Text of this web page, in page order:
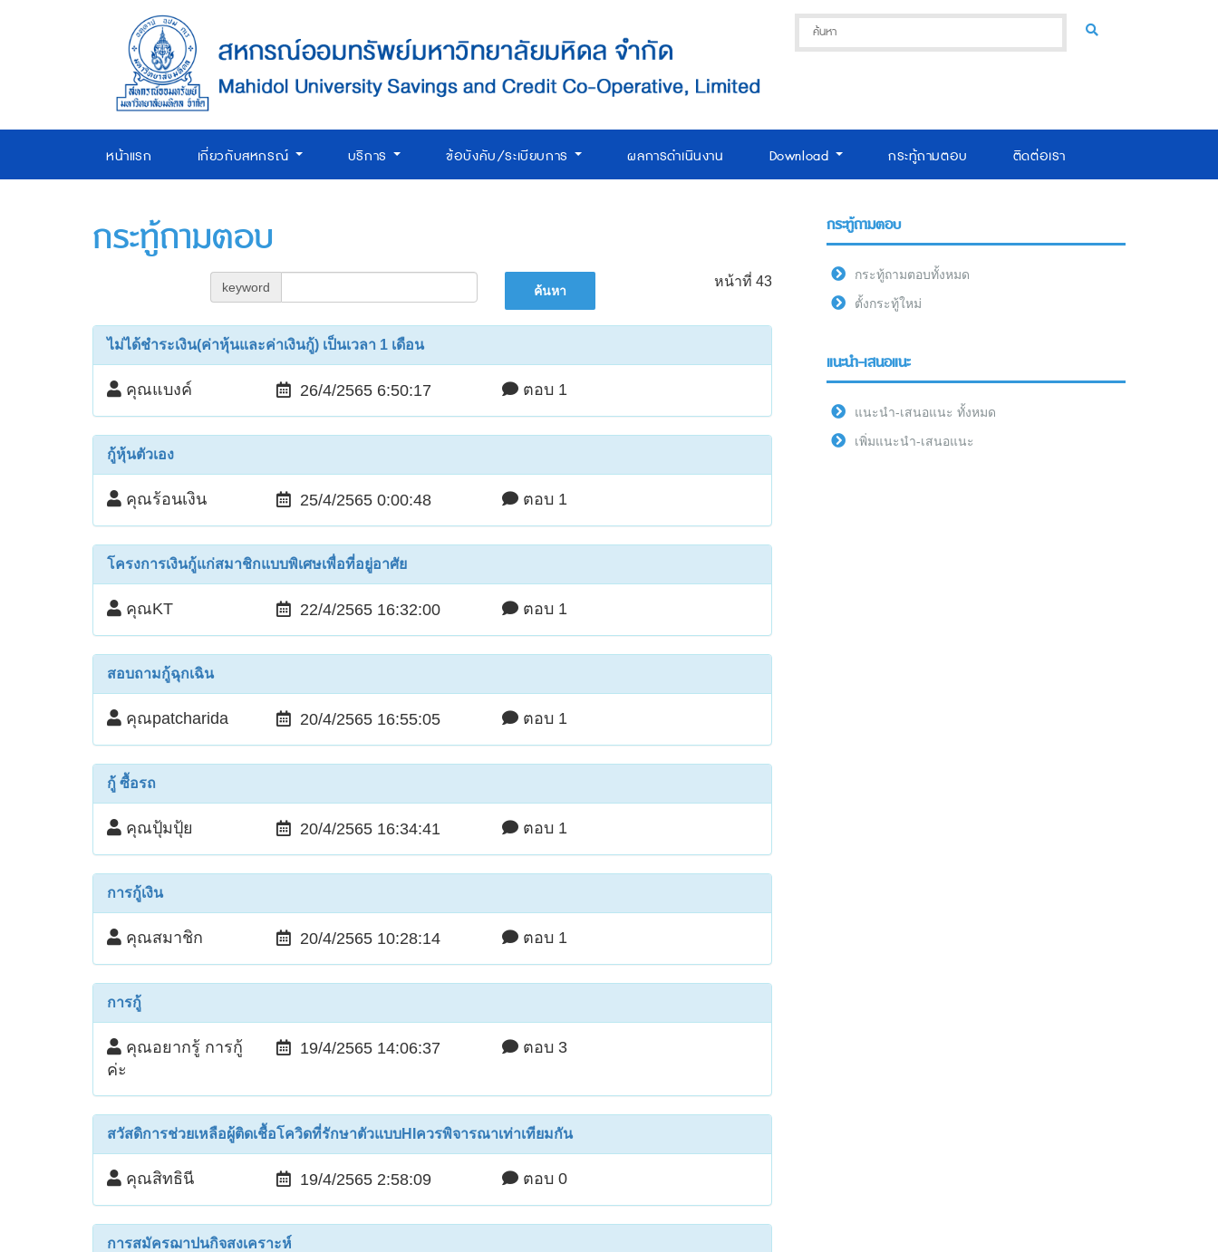
หน้าแรก เกี่ยวกับสหกรณ์ บริการ ข้อบังคับ/ระเบียบการ ผลการดำเนินงาน Download กระทู้ถามตอบ ติดต่อเรา
กระทู้ถามตอบ
keyword หน้าที่ 43
ไม่ได้ชำระเงิน(ค่าหุ้นและค่าเงินกู้) เป็นเวลา 1 เดือน
คุณแบงค์ 26/4/2565 6:50:17 ตอบ 1
กู้หุ้นตัวเอง
คุณร้อนเงิน 25/4/2565 0:00:48 ตอบ 1
โครงการเงินกู้แก่สมาชิกแบบพิเศษเพื่อที่อยู่อาศัย
คุณKT 22/4/2565 16:32:00 ตอบ 1
สอบถามกู้ฉุกเฉิน
คุณpatcharida 20/4/2565 16:55:05 ตอบ 1
กู้ ซื้อรถ
คุณปุ้มปุ้ย 20/4/2565 16:34:41 ตอบ 1
การกู้เงิน
คุณสมาชิก 20/4/2565 10:28:14 ตอบ 1
การกู้
คุณอยากรู้ การกู้
ค่ะ
19/4/2565 14:06:37 ตอบ 3
สวัสดิการช่วยเหลือผู้ติดเชื้อโควิดที่รักษาตัวแบบHIควรพิจารณาเท่าเทียมกัน
คุณสิทธินี 19/4/2565 2:58:09 ตอบ 0
การสมัครฌาปนกิจสงเคราะห์
กระทู้ถามตอบ
กระทู้ถามตอบทั้งหมด
ตั้งกระทู้ใหม่
แนะนำ-เสนอแนะ
แนะนำ-เสนอแนะ ทั้งหมด
เพิ่มแนะนำ-เสนอแนะ